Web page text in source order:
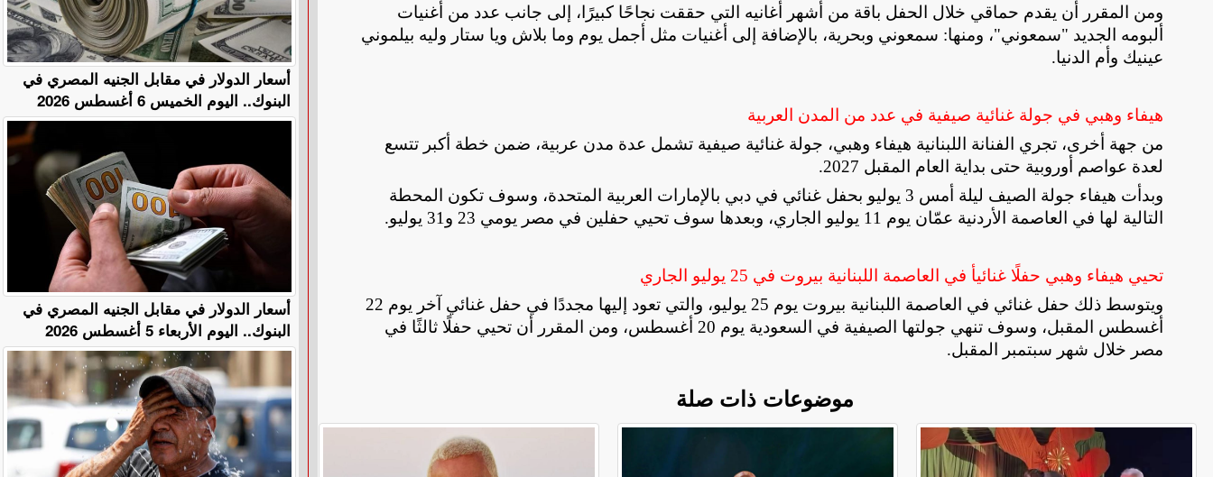
ومن المقرر أن يقدم حماقي خلال الحفل باقة من أشهر أغانيه التي حققت نجاحًا كبيرًا، إلى جانب عدد من أغنيات
ألبومه الجديد "سمعوني"، ومنها: سمعوني وبحرية، بالإضافة إلى أغنيات مثل أجمل يوم وما بلاش ويا ستار وليه بيلموني
عينيك وأم الدنيا.
هيفاء وهبي في جولة غنائية صيفية في عدد من المدن العربية
من جهة أخرى، تجري الفنانة اللبنانية هيفاء وهبي، جولة غنائية صيفية تشمل عدة مدن عربية، ضمن خطة أكبر تتسع
لعدة عواصم أوروبية حتى بداية العام المقبل 2027
.
وبدأت هيفاء جولة الصيف ليلة أمس 3 يوليو بحفل غنائي في دبي بالإمارات العربية المتحدة، وسوف تكون المحطة
التالية لها في العاصمة الأردنية عمّان يوم 11 يوليو الجاري، وبعدها سوف تحيي حفلين في مصر يومي 23 و31 يوليو
.
تحيي هيفاء وهبي حفلًا غنائيأ في العاصمة اللبنانية بيروت في 25 يوليو الجاري
ويتوسط ذلك حفل غنائي في العاصمة اللبنانية بيروت يوم 25 يوليو، والتي تعود إليها مجددًا في حفل غنائي آخر يوم 22
أغسطس المقبل، وسوف تنهي جولتها الصيفية في السعودية يوم 20 أغسطس
، ومن المقرر أن تحيي حفلًا ثالثًا في
مصر خلال شهر سبتمبر المقبل.
موضوعات ذات صلة
أسعار الدولار في مقابل الجنيه المصري في
البنوك.. اليوم الخميس 6 أغسطس 2026
أسعار الدولار في مقابل الجنيه المصري في
البنوك.. اليوم الأربعاء 5 أغسطس 2026